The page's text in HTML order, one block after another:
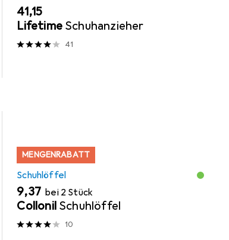
EUR
41,15
Lifetime Schuhanzieher
41
MENGENRABATT
Schuhlöffel
EUR
9,37 bei 2 Stück
Collonil Schuhlöffel
10